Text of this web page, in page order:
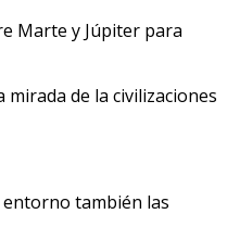
Marte y Júpiter para
de la civilizaciones
también las